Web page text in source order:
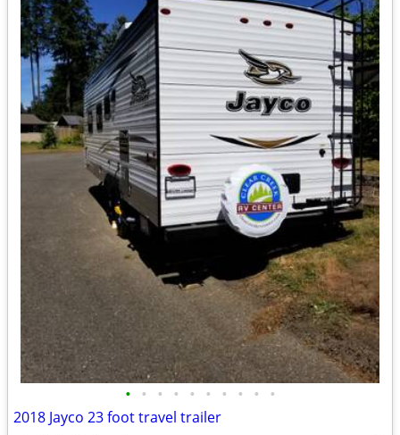
• • • • • • • • • •
2018 Jayco 23 foot travel trailer